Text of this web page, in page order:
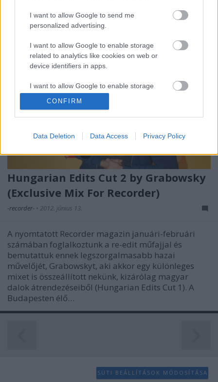
I want to allow Google to send me
personalized advertising.
I want to allow Google to enable storage
related to analytics like cookies on web or
device identifiers in apps.
I want to allow Google to enable storage
related to functionality of the website or app.
I want to allow Google to enable storage
related to security, including authentication
functionality and fraud prevention, and other
user protection.
CONFIRM
Data Deletion Data Access Privacy Policy
Hungarian Edits Cut 2 by Grabowsky
(Exclusive Mix For Recorder)
-recorder- • 2012. június 13.
A nyomtatott Recorder magazin januári-februári
számában foglalkoztunk a re-edit műfajjal és
bemutattuk ennek legszorgalmasabb hazai
művelőjét, Grabowskyt, aki akkor egy különleges
mixet is összeállított nekünk, kizárólag magyar
dalok átrendezéseiből (Hungarian Edits Cut 1). A
Budapesten élő…
SÜTI BEÁLLÍTÁSOK MÓDOSÍTÁSA